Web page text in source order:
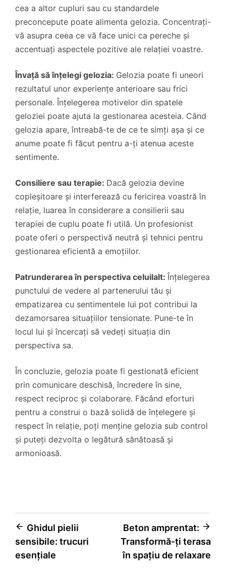
cea a altor cupluri sau cu standardele
preconcepute poate alimenta gelozia. Concentrați-
vă asupra ceea ce vă face unici ca pereche și
accentuați aspectele pozitive ale relației voastre.
Învață să înțelegi gelozia: Gelozia poate fi uneori
rezultatul unor experiențe anterioare sau frici
personale. Înțelegerea motivelor din spatele
geloziei poate ajuta la gestionarea acesteia. Când
gelozia apare, întreabă-te de ce te simți așa și ce
anume poate fi făcut pentru a-ți atenua aceste
sentimente.
Consiliere sau terapie: Dacă gelozia devine
copleșitoare și interferează cu fericirea voastră în
relație, luarea în considerare a consilierii sau
terapiei de cuplu poate fi utilă. Un profesionist
poate oferi o perspectivă neutră și tehnici pentru
gestionarea eficientă a emoțiilor.
Patrunderarea în perspectiva celuilalt: Înțelegerea
punctului de vedere al partenerului tău și
empatizarea cu sentimentele lui pot contribui la
dezamorsarea situațiilor tensionate. Pune-te în
locul lui și încercați să vedeți situația din
perspectiva sa.
În concluzie, gelozia poate fi gestionată eficient
prin comunicare deschisă, încredere în sine,
respect reciproc și colaborare. Făcând eforturi
pentru a construi o bază solidă de înțelegere și
respect în relație, poți menține gelozia sub control
și puteți dezvolta o legătură sănătoasă și
armonioasă.
Navigare
în
Ghidul pielii
sensibile: trucuri
esențiale
Beton amprentat:
Transformă-ți terasa
în spațiu de relaxare